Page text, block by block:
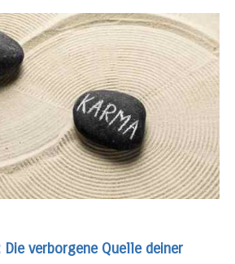
Die verborgene Quelle deiner